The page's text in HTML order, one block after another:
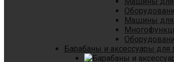
Машины для
Барабаны и аксессуары